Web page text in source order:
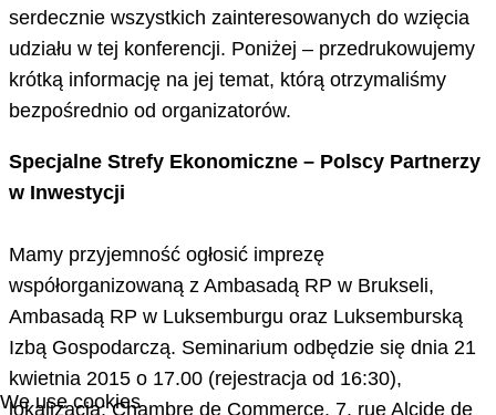
serdecznie wszystkich zainteresowanych do wzięcia
udziału w tej konferencji. Poniżej – przedrukowujemy
krótką informację na jej temat, którą otrzymaliśmy
bezpośrednio od organizatorów.
Specjalne Strefy Ekonomiczne – Polscy Partnerzy
w Inwestycji
Mamy przyjemność ogłosić imprezę
współorganizowaną z Ambasadą RP w Brukseli,
Ambasadą RP w Luksemburgu oraz Luksemburską
Izbą Gospodarczą. Seminarium odbędzie się dnia 21
kwietnia 2015 o 17.00 (rejestracja od 16:30),
lokalizacja: Chambre de Commerce. 7, rue Alcide de
We use cookies